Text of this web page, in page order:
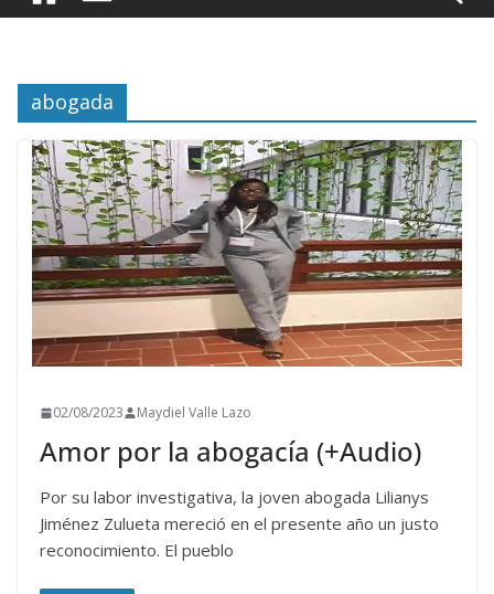
abogada
02/08/2023 Maydiel Valle Lazo
Amor por la abogacía (+Audio)
Por su labor investigativa, la joven abogada Lilianys
Jiménez Zulueta mereció en el presente año un justo
reconocimiento. El pueblo